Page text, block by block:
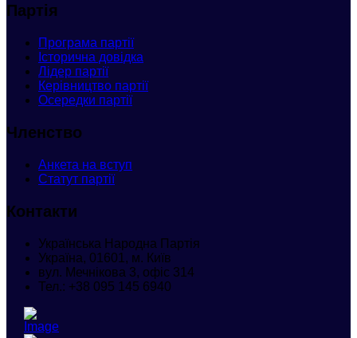
Партія
Програма партії
Історична довідка
Лідер партії
Керівництво партії
Осередки партії
Членство
Анкета на вступ
Статут партії
Контакти
Українська Народна Партія
Україна, 01601, м. Київ
вул. Мечнікова 3, офіс 314
Тел.: +38 095 145 6940